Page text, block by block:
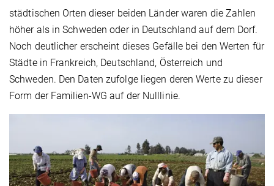
städtischen Orten dieser beiden Länder waren die Zahlen
höher als in Schweden oder in Deutschland auf dem Dorf.
Noch deutlicher erscheint dieses Gefälle bei den Werten für
Städte in Frankreich, Deutschland, Österreich und
Schweden. Den Daten zufolge liegen deren Werte zu dieser
Form der Familien-WG auf der Nulllinie.